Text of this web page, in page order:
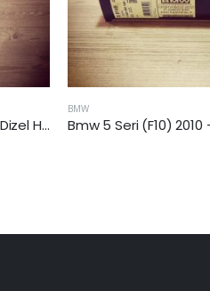
Bmw 5 Seri (F10) 2010 – 2017 Arası Dizel Hava Filtresi